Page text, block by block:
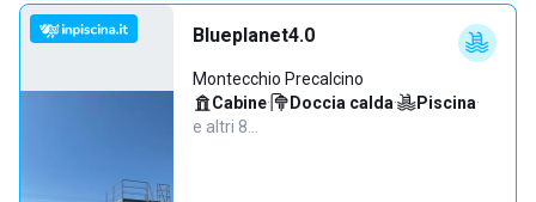
Blueplanet4.0
Montecchio Precalcino
Cabine· Doccia calda· Piscina·
e altri 8…